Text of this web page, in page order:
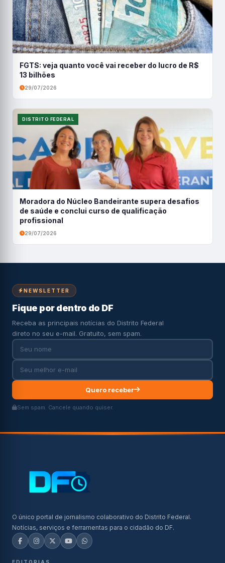
FGTS: veja quanto você vai receber do lucro de R$
13 bilhões
29/07/2026
DISTRITO FEDERAL
Moradora do Núcleo Bandeirante supera desafios
de saúde e conclui curso de qualificação
profissional
29/07/2026
NEWSLETTER
Fique por dentro do DF
Receba as principais notícias do Distrito Federal
direto no seu e-mail. Gratuito, sem spam.
Quero receber
Sem spam. Cancele quando quiser.
O único portal de jornalismo colaborativo do Distrito Federal.
Notícias, serviços e ferramentas para o cidadão do DF.